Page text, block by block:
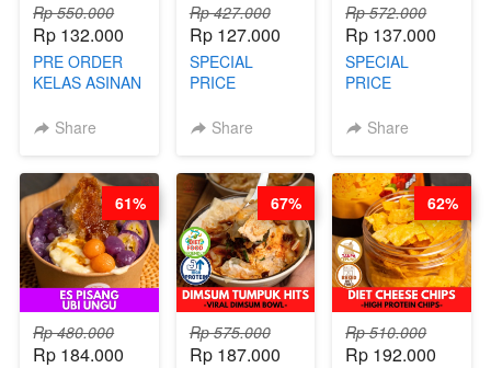
Rp 550.000
Rp 132.000
PRE ORDER
KELAS ASINAN
BY CHEF DITA
Share
Rp 427.000
Rp 127.000
SPECIAL
PRICE
KELAS KOPI &
BARISTA
ARISUDANA
(TANGGAL 04
AGS HARGA
NAIK! )
Share
Rp 572.000
Rp 137.000
SPECIAL
PRICE
KELAS CAKWE
DITA
(TANGGAL 04
AGS HARGA
NAIK! )
Share
Rp 480.000
Rp 184.000
61%
Rp 575.000
Rp 187.000
67%
Rp 510.000
Rp 192.000
62%